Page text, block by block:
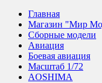
Главная
Магазин "Мир
Сборные модели
Авиация
Боевая авиация
Масштаб 1/72
AOSHIMA